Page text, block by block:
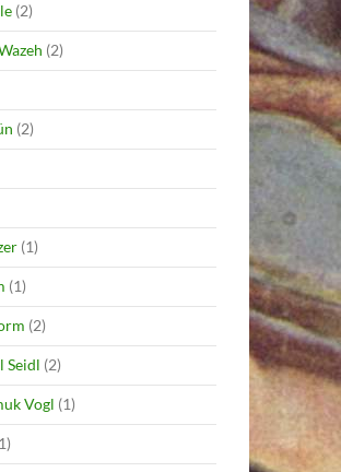
(2)
(2)
(2)
(1)
(1)
(2)
Seidl (2)
Vogl (1)